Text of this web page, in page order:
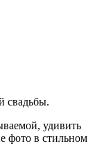
свадьбы.
удивить
фото в стильном